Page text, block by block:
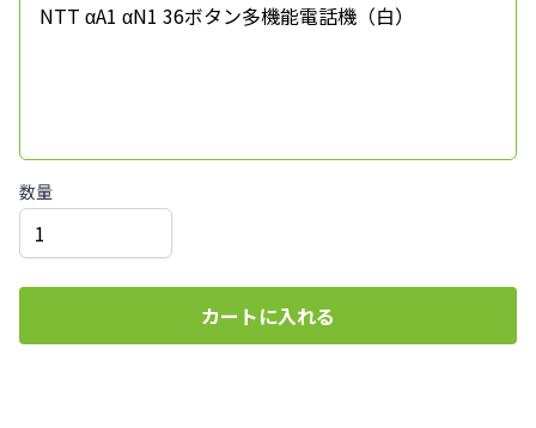
NTT αA1 αN1 36ボタン多機能電話機（白）
数量
カートに入れる